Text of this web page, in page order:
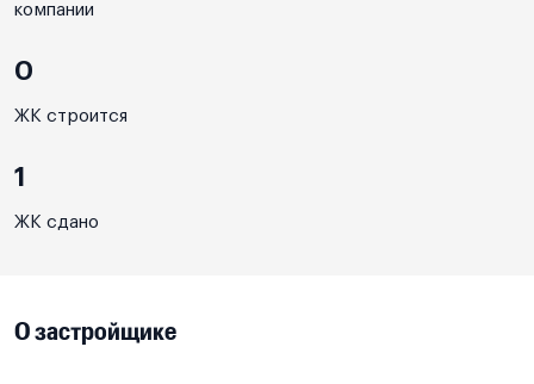
компании
0
ЖК строится
1
ЖК сдано
О застройщике